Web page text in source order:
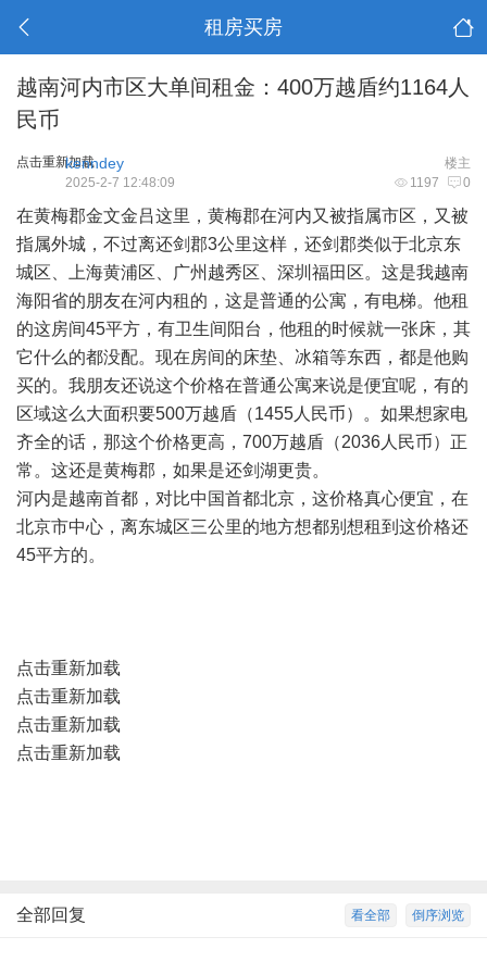
租房买房
越南河内市区大单间租金：400万越盾约1164人
民币
点击重新加载 楼主
kenndey
1197 0
2025-2-7 12:48:09
在黄梅郡金文金吕这里，黄梅郡在河内又被指属市区，又被
指属外城，不过离还剑郡3公里这样，还剑郡类似于北京东
城区、上海黄浦区、广州越秀区、深圳福田区。这是我越南
海阳省的朋友在河内租的，这是普通的公寓，有电梯。他租
的这房间45平方，有卫生间阳台，他租的时候就一张床，其
它什么的都没配。现在房间的床垫、冰箱等东西，都是他购
买的。我朋友还说这个价格在普通公寓来说是便宜呢，有的
区域这么大面积要500万越盾（1455人民币）。如果想家电
齐全的话，那这个价格更高，700万越盾（2036人民币）正
常。这还是黄梅郡，如果是还剑湖更贵。
河内是越南首都，对比中国首都北京，这价格真心便宜，在
北京市中心，离东城区三公里的地方想都别想租到这价格还
45平方的。
点击重新加载
点击重新加载
点击重新加载
点击重新加载
倒序浏览
看全部
全部回复